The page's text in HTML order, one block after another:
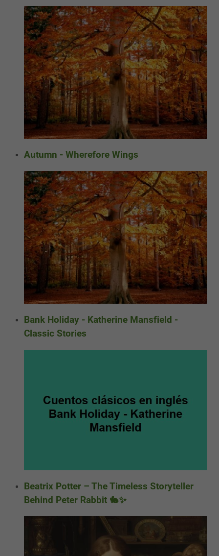
Autumn - Wherefore Wings
Bank Holiday - Katherine Mansfield -
Classic Stories
Beatrix Potter – The Timeless Storyteller
Behind Peter Rabbit 🐇✨